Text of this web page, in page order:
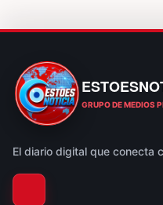
GRUPO DE MEDIOS
El diario digital que conecta